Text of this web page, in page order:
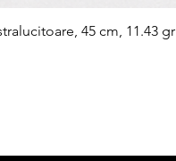
45 cm, 11.43 gr